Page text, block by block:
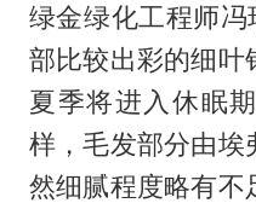
绿金绿化工程师冯
部比较出彩的细叶
夏季将进入休眠
样，毛发部分由埃
然细腻程度略有不